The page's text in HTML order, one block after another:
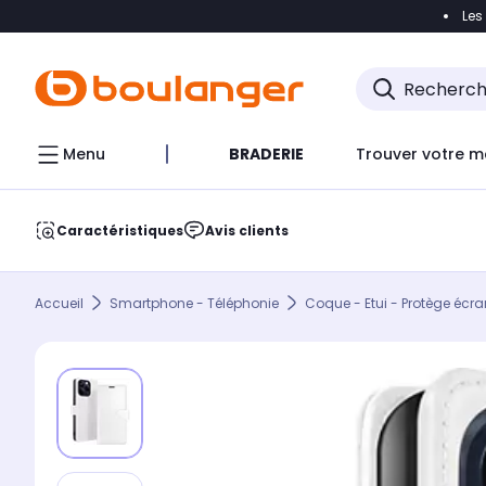
Accéder
Menu BRADERIE Trouver votre
Caractéristiques Avis clients
Accueil Smartphone - Téléphonie Coque - Etui - Protège